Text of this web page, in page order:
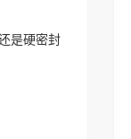
是硬密封